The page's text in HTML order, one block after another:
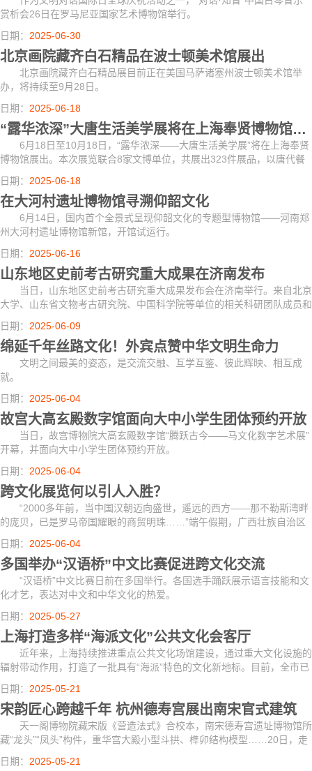
赏析会26日在罗马尼亚国家艺术博物馆举行。
日期： 2025-06-30
北京画院藏齐白石精品在波士顿美术馆展出
北京画院藏齐白石精品展目前正在美国马萨诸塞州波士顿美术馆举
办，将持续至9月28日。
日期： 2025-06-18
“露华浓深”大唐生活美学展将在上海奉贤博物馆举行
6月18日至10月18日，“露华浓深——大唐生活美学展”将在上海奉贤
博物馆展出。本次展览联合8家文博单位，共展出323件展品，以唐代餐
饮酒食器、乐器、服饰、茶道、香道等作为基本展陈内容，展现唐朝时期
独特的审美...
日期： 2025-06-18
在大河村遗址博物馆寻溯仰韶文化
6月14日，国内首个全景式呈现仰韶文化的专题型博物馆——河南郑
州大河村遗址博物馆新馆，开馆试运行。
日期： 2025-06-16
山东地区史前考古研究重大成果在济南发布
当日，山东地区史前考古研究重大成果发布会在济南举行。来自北京
大学、山东省文物考古研究院、中国科学院等单位的相关科研团队成员和
专家学者参加发布会。
日期： 2025-06-09
绵延千年丝路文化！外宾点赞中华文明生命力
文明之间最美的姿态，是交流交融、互学互鉴、彼此辉映、相互成
就。
日期： 2025-06-04
故宫大高玄殿数字馆面向大中小学生团体预约开放
当日，故宫博物院大高玄殿数字馆“腾跃古今——马文化数字艺术展”
开幕，并面向大中小学生团体预约开放。
日期： 2025-06-04
跨文化展览何以引人入胜？
“2000多年前，当中国汉朝迈向盛世，遥远的西方——那不勒斯湾畔
的庞贝，已是罗马帝国耀眼的商贸明珠……”端午假期，广西壮族自治区
博物馆“凝固的时光：意大利那不勒斯国家考古博物馆藏庞贝文物特展”中
人潮涌动。
日期： 2025-06-04
多国举办“汉语桥”中文比赛促进跨文化交流
“汉语桥”中文比赛日前在多国举行。各国选手踊跃展示语言技能和文
化才艺，表达对中文和中华文化的热爱。
日期： 2025-05-27
上海打造多样“海派文化”公共文化会客厅
近年来，上海持续推进重点公共文化场馆建设，通过重大文化设施的
辐射带动作用，打造了一批具有“海派”特色的文化新地标。目前，全市已
形成徐汇“艺术西岸”、长宁“舞蹈艺术会客厅”、黄浦“艺术外滩”等各具特...
日期： 2025-05-21
宋韵匠心跨越千年 杭州德寿宫展出南宋官式建筑
天一阁博物院藏宋版《营造法式》合校本，南宋德寿宫遗址博物馆所
藏“龙头”“凤头”构件，重华宫大殿小型斗拱、榫卯结构模型……20日，走
进浙江杭州德寿宫，近百件南宋官式建筑文物与模型集中亮相，呈现一场
跨越...
日期： 2025-05-21